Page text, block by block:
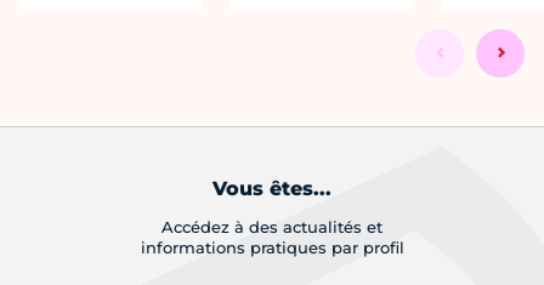
Vous êtes...
Accédez à des actualités et
informations pratiques par profil